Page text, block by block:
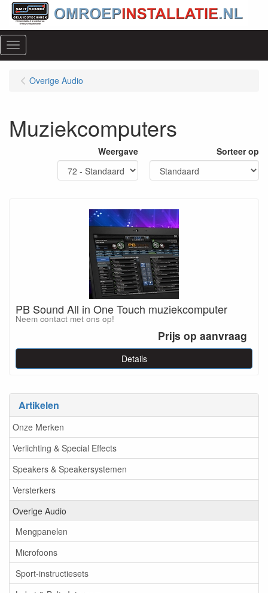
Menu
Artikelen
Onze Merken
Verlichting & Special Effects
Speakers & Speakersystemen
Versterkers
Overige Audio
Mengpanelen
Microfoons
Sport-instructiesets
Overige Audio
Muziekcomputers
Weergave Sorteer op
PB Sound All in One Touch muziekcomputer
Neem contact met ons op!
Prijs op aanvraag
Details